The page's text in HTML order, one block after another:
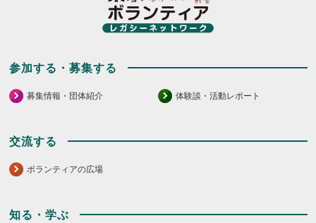
参加する・募集する
募集情報・団体紹介 体験談・活動レポート
交流する
ボランティアの広場
知る・学ぶ